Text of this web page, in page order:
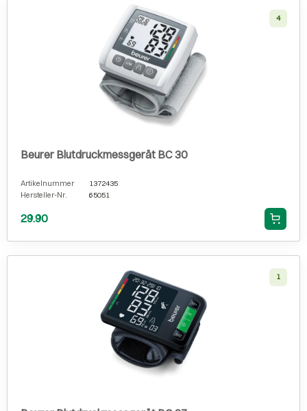
4
Beurer Blutdruckmessgerät BC 30
Artikelnummer
1372435
Hersteller-Nr.
65051
29.90
1